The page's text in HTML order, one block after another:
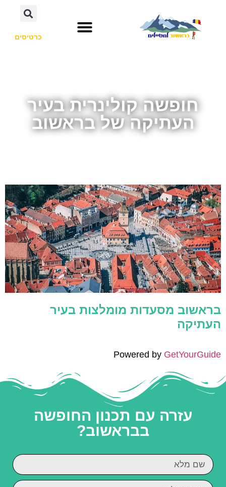
כרטיסים
חופשה קולינרית בעיר
העתיקה של בראשוב
בראשוב מסעדות מומלצות בעיר
העתיקה
Powered by GetYourGuide
עזרה עם תכנון החופשה
בבראשוב?